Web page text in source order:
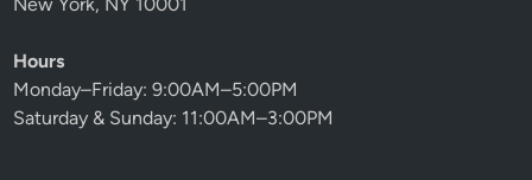
Hours
Monday–Friday: 9:00AM–5:00PM
Saturday & Sunday: 11:00AM–3:00PM